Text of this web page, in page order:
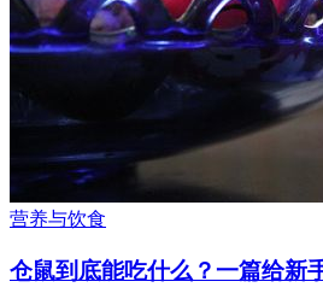
营养与饮食
仓鼠到底能吃什么？一篇给新